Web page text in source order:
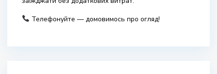
Телефонуйте — домовимось про огляд!